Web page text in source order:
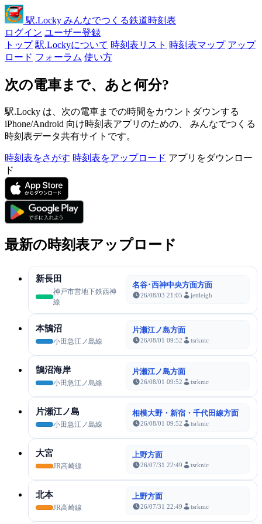
駅.Locky みんなでつくる鉄道時刻表
ログイン ユーザー登録
トップ 駅.Lockyについて 時刻表リスト 時刻表マップ アップ
ロード フォーラム 使い方
次の電車まで、あと何分?
駅.Locky は、次の電車までの時間をカウントダウンする
iPhone/Android 向け時刻表アプリのための、 みんなでつくる
時刻表データ共有サイトです。
時刻表をさがす 時刻表をアップロード アプリをダウンロー
ド
最新の時刻表アップロード
新長田
神戸市営地下鉄西神
線
名谷･西神中央方面方面
26/08/03 21:05 jettleigh
本鵠沼
小田急江ノ島線
片瀬江ノ島方面
26/08/01 09:52 tsrknic
鵠沼海岸
小田急江ノ島線
片瀬江ノ島方面
26/08/01 09:52 tsrknic
片瀬江ノ島
小田急江ノ島線
相模大野・新宿・千代田線方面
26/08/01 09:52 tsrknic
大宮
JR高崎線
上野方面
26/07/31 22:49 tsrknic
北本
JR高崎線
上野方面
26/07/31 22:49 tsrknic